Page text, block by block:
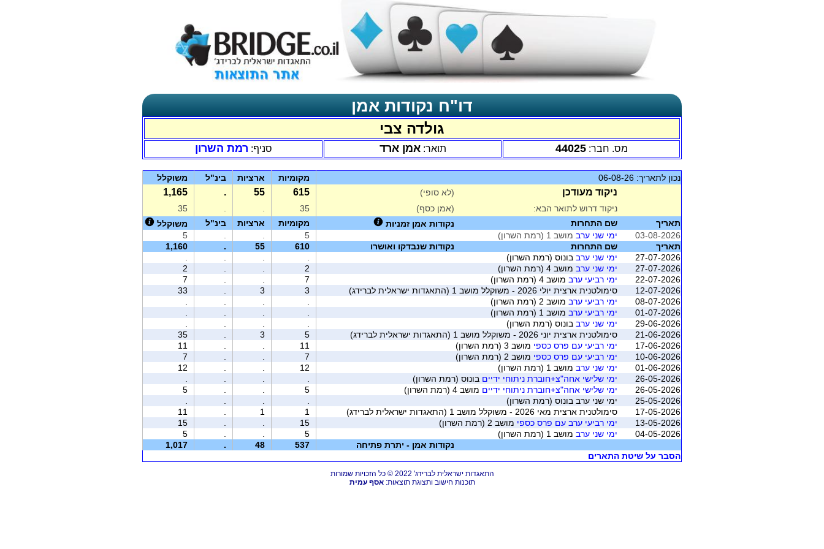
דו"ח נקודות אמן
גולדה צבי
מס. חבר:44025 תואר:אמן ארד סניף: רמת השרון
נכון לתאריך: 06-08-26 מקומיות ארציות בינ"ל משוקלל
ניקוד מעודכן (לא סופי) 615
55
.
1,165
ניקוד דרוש לתואר הבא: (אמן כסף) 35
35
תאריך
שם התחרות נקודות אמן זמניות מקומיות ארציות בינ"ל
משוקלל
03-08-2026
ימי שני ערב מושב 1 (רמת השרון) 5
5
תאריך
שם התחרות נקודות שנבדקו ואושרו 610
55
.
1,160
27-07-2026
ימי שני ערב בונוס (רמת השרון)
27-07-2026
ימי שני ערב מושב 4 (רמת השרון) 2
2
22-07-2026
ימי רביעי ערב מושב 4 (רמת השרון) 7
7
12-07-2026
סימולטנית ארצית יולי 2026 - משוקלל מושב 1 (התאגדות ישראלית לברידג) 3
3
33
08-07-2026
ימי רביעי ערב מושב 2 (רמת השרון)
01-07-2026
ימי רביעי ערב מושב 1 (רמת השרון)
29-06-2026
ימי שני ערב בונוס (רמת השרון)
21-06-2026
סימולטנית ארצית יוני 2026 - משוקלל מושב 1 (התאגדות ישראלית לברידג) 5
3
35
17-06-2026
ימי רביעי עם פרס כספי מושב 3 (רמת השרון) 11
11
10-06-2026
ימי רביעי עם פרס כספי מושב 2 (רמת השרון) 7
7
01-06-2026
ימי שני ערב מושב 1 (רמת השרון) 12
12
26-05-2026
ימי שלישי אחה"צ+חוברת ניתוחי ידיים בונוס (רמת השרון)
26-05-2026
ימי שלישי אחה"צ+חוברת ניתוחי ידיים מושב 4 (רמת השרון) 5
5
25-05-2026
ימי שני ערב בונוס (רמת השרון)
17-05-2026
סימולטנית ארצית מאי 2026 - משוקלל מושב 1 (התאגדות ישראלית לברידג) 1
1
11
13-05-2026
ימי רביעי ערב עם פרס כספי מושב 2 (רמת השרון) 15
15
04-05-2026
ימי שני ערב מושב 1 (רמת השרון) 5
5
נקודות אמן - יתרת פתיחה
537
48
.
1,017
הסבר על שיטת התארים
התאגדות ישראלית לברידג' 2022 © כל הזכויות שמורות
תוכנות חישוב ותצוגת תוצאות:אסף עמית